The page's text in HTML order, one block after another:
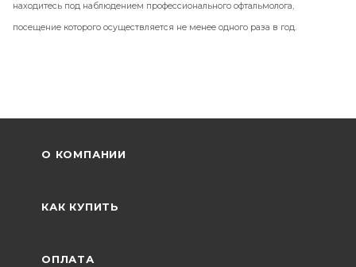
находитесь под наблюдением профессионального офтальмолога,
посещение которого осуществляется не менее одного раза в год.
О КОМПАНИИ
КАК КУПИТЬ
ОПЛАТА